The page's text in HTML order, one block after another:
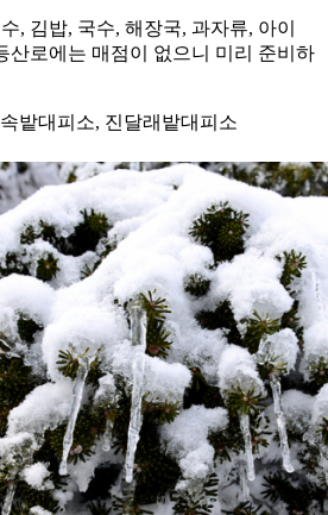
, 김밥, 국수, 해장국, 과자류, 아이
산로에는 매점이 없으니 미리 준비하
밭대피소, 진달래밭대피소